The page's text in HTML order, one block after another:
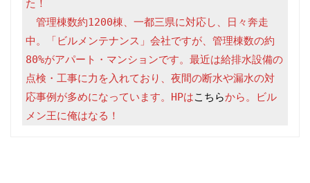
た！
管理棟数約1200棟、一都三県に対応し、日々奔走
中。「ビルメンテナンス」会社ですが、管理棟数の約
80%がアパート・マンションです。最近は給排水設備の
点検・工事に力を入れており、夜間の断水や漏水の対
応事例が多めになっています。HPはこちらから。ビル
メン王に俺はなる！